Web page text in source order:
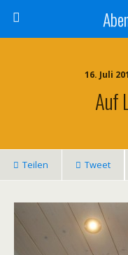
16. Juli
Auf
Teilen Tweet